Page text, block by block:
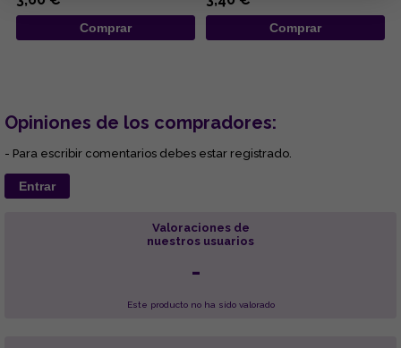
Comprar Comprar
Opiniones de los compradores:
- Para escribir comentarios debes estar registrado.
Entrar
Valoraciones de
nuestros usuarios
-
Este producto no ha sido valorado